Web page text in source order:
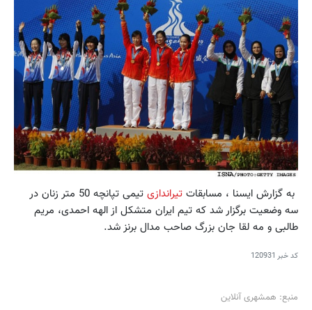
به گزارش ایسنا ، مسابقات تیراندازی
تیمی تپانچه 50 متر زنان در
سه وضعیت برگزار شد که تیم ایران متشکل از الهه احمدی، مریم
طالبی و مه لقا جان بزرگ صاحب مدال برنز شد.
کد خبر 120931
منبع: همشهری آنلاین